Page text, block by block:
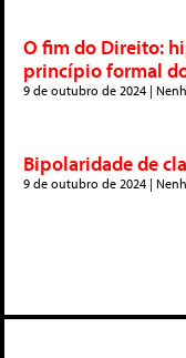
O fim do Direito:
princípio formal
9 de outubro de 2024
Bipolaridade de
9 de outubro de 2024